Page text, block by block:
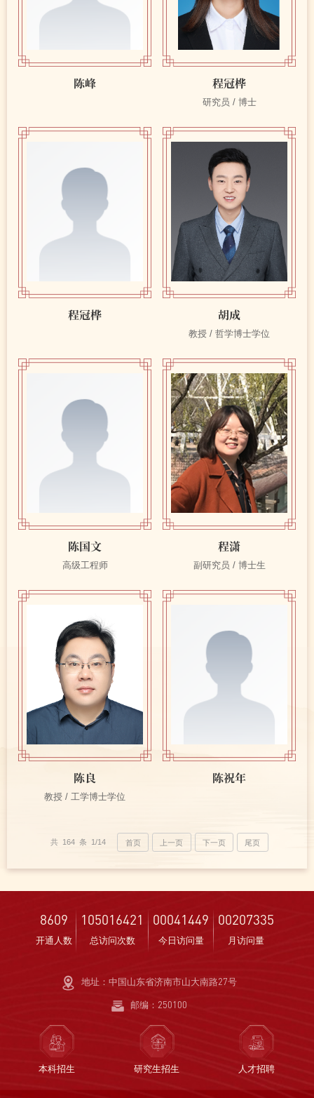
陈峰 程冠桦
研究员 / 博士
程冠桦 胡成
教授 / 哲学博士学位
陈国文
高级工程师
程潇
副研究员 / 博士生
陈良
教授 / 工学博士学位
陈祝年
共 164 条 1/14 首页 上一页 下一页 尾页
8609
开通人数
105016421
总访问次数
00041449
今日访问量
00207335
月访问量
地址：中国山东省济南市山大南路27号
邮编：250100
本科招生 研究生招生 人才招聘